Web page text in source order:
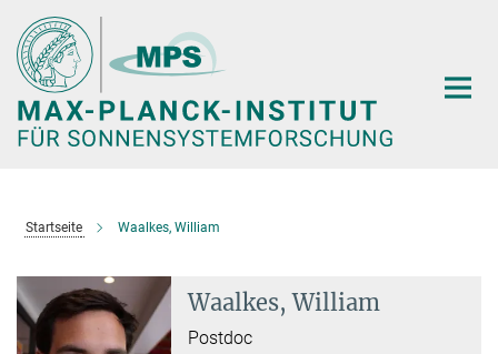
Hauptinhalt
Startseite Waalkes, William
Waalkes, William
Postdoc